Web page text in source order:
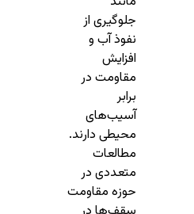
جلوگیری از
نفوذ آب و
افزایش
مقاومت در
برابر
آسیب‌های
محیطی دارند.
مطالعات
متعددی در
حوزه مقاومت